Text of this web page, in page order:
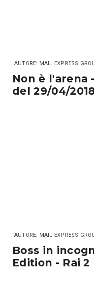
AUTORE: MAIL EXPRESS
Non è l'arena
del 29/04/
AUTORE: MAIL EXPRESS
Boss in
Edition - Rai 2